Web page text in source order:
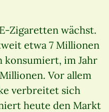
Zigaretten wächst.
etwa 7 Millionen
konsumiert, im Jahr
Vor allem
verbreitet sich
heute den Markt